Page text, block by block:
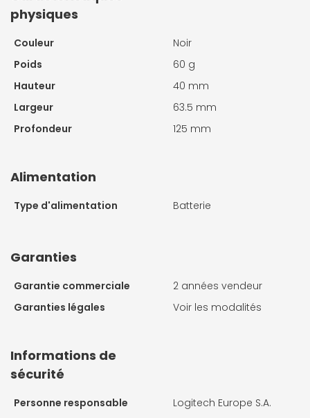
physiques
Couleur
Noir
Poids
60 g
Hauteur
40 mm
Largeur
63.5 mm
Profondeur
125 mm
Alimentation
Type d'alimentation Batterie
Garanties
Garantie commerciale
2 années vendeur
Garanties légales
Voir les modalités
Informations de
sécurité
Personne responsable
Logitech Europe S.A.